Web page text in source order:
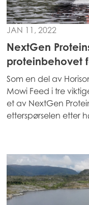
Mowi Global
Asia
Mowi China
Mowi Japan
Mowi Taiwan
JAN 11, 2022
NextGen
proteinbehovet
Som en del av
Mowi Feed i tre
et av NextGen
etterspørselen etter